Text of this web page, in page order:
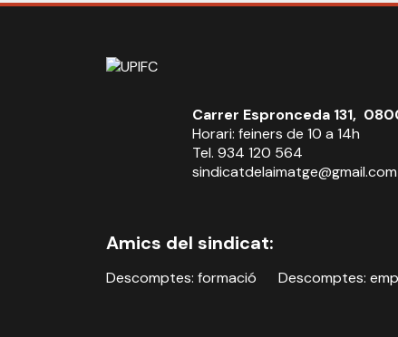
Carrer Espronceda 131,
Horari: feiners de 10 a 14h
Tel. 934 120 564
sindicatdelaimatge@gmail.com
Amics del sindicat:
Descomptes: formació Descomptes: